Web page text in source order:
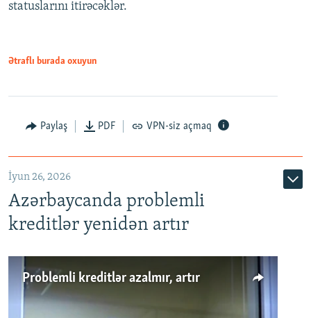
Auto 240p 360p 480p
720p 1080p
statuslarını itirəcəklər.
Ətraflı burada oxuyun
Paylaş PDF VPN-siz açmaq
İyun 26, 2026
Azərbaycanda problemli
kreditlər yenidən artır
Problemli kreditlər azalmır, artır